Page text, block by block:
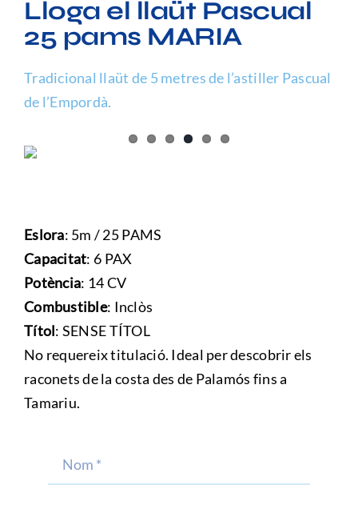
Preguntes freqüents (FAQ)
Lloga el llaüt Pascual
25 pams MARIA
Tradicional llaüt de 5 metres de l’astiller Pascual
de l’Empordà.
Eslora: 5m / 25 PAMS
Capacitat: 6 PAX
Potència: 14 CV
Combustible: Inclòs
Títol: SENSE TÍTOL
No requereix titulació. Ideal per descobrir els
raconets de la costa des de Palamós fins a
Tamariu.